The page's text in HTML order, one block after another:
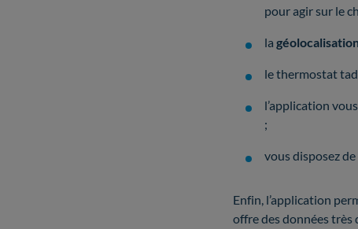
pour agir sur le
la
le thermostat
l’application
;
vous disposez de
Enfin, l’application
offre des données très